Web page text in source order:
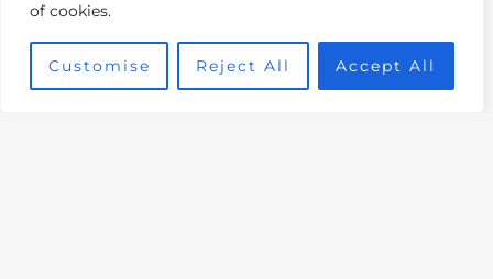
of cookies.
Customise Reject All Accept All